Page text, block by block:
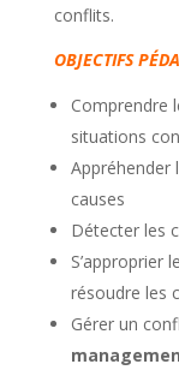
conflits.
OBJECTIFS
Comprendre
situations
Appréhender
causes
Détecter les
S’approprier
résoudre les
Gérer un